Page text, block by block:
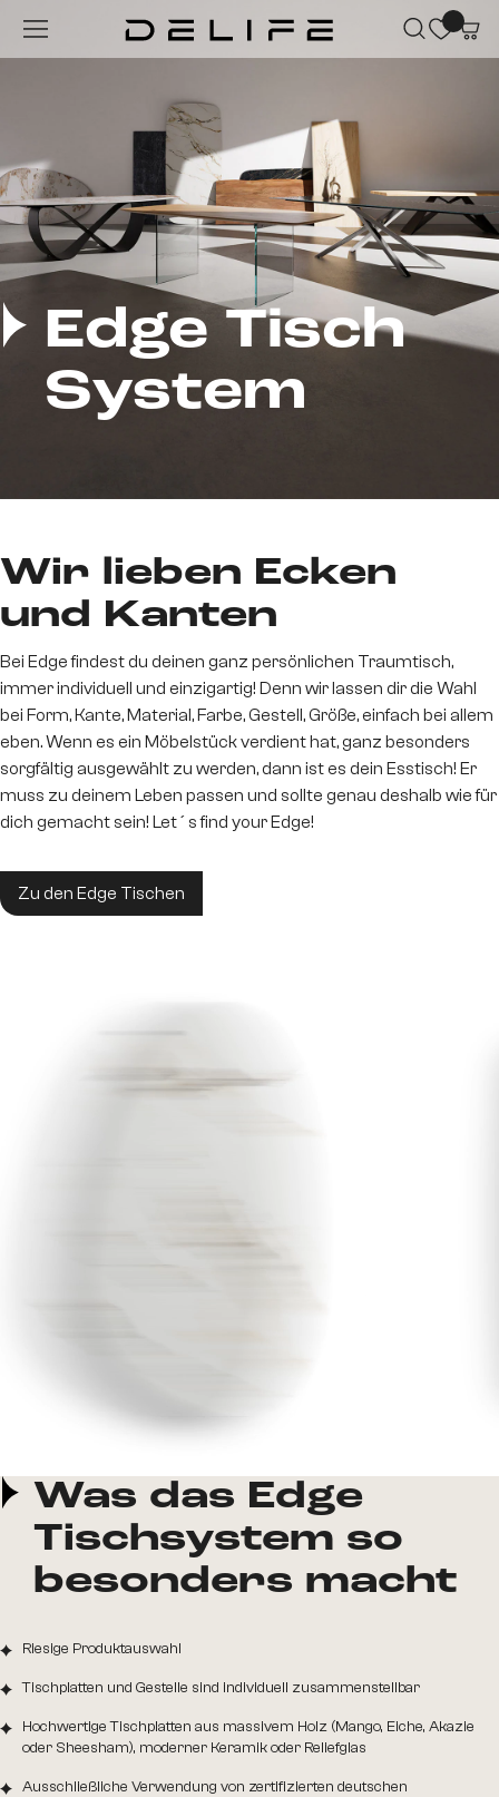
Zum Hauptinhalt springen
Edge Tisch
System
Wir lieben Ecken
und Kanten
Bei Edge findest du deinen ganz persönlichen Traumtisch,
immer individuell und einzigartig! Denn wir lassen dir die Wahl
bei Form, Kante, Material, Farbe, Gestell, Größe, einfach bei allem
eben. Wenn es ein Möbelstück verdient hat, ganz besonders
sorgfältig ausgewählt zu werden, dann ist es dein Esstisch! Er
muss zu deinem Leben passen und sollte genau deshalb wie für
dich gemacht sein! Let´s find your Edge!
Zu den Edge Tischen
Was das Edge
Tischsystem so
besonders macht
Riesige Produktauswahl
Tischplatten und Gestelle sind individuell zusammenstellbar
Hochwertige Tischplatten aus massivem Holz (Mango, Eiche, Akazie
oder Sheesham), moderner Keramik oder Reliefglas
Ausschließliche Verwendung von zertifizierten deutschen